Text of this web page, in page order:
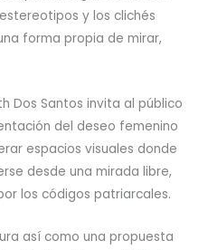
y los clichés
forma propia de mirar,
Dos Santos invita al público
del deseo femenino
espacios visuales donde
desde una mirada libre,
los códigos patriarcales.
así como una propuesta